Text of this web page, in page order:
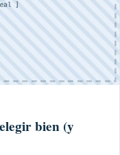
bien (y